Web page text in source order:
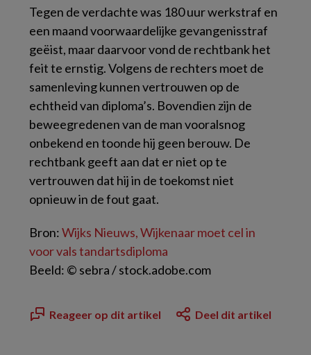
Tegen de verdachte was 180 uur werkstraf en
een maand voorwaardelijke gevangenisstraf
geëist, maar daarvoor vond de rechtbank het
feit te ernstig. Volgens de rechters moet de
samenleving kunnen vertrouwen op de
echtheid van diploma’s. Bovendien zijn de
beweegredenen van de man vooralsnog
onbekend en toonde hij geen berouw. De
rechtbank geeft aan dat er niet op te
vertrouwen dat hij in de toekomst niet
opnieuw in de fout gaat.
Bron:Wijks Nieuws, Wijkenaar moet cel in
voor vals tandartsdiploma
Beeld: © sebra / stock.adobe.com
Reageer op dit artikel Deel dit artikel